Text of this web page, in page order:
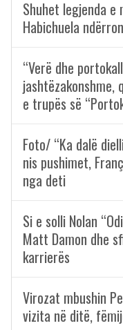
Shuhet legjenda e
Habichuela
“Verë dhe
e trupës së
Foto/ “Ka dalë
nis pushimet,
nga deti
Si e solli Nolan
Matt Damon dhe
karrierës
Virozat mbushin
vizita në ditë,